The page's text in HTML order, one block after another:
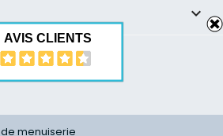
keyboard_arrow_down
AVIS CLIENTS
de menuiserie